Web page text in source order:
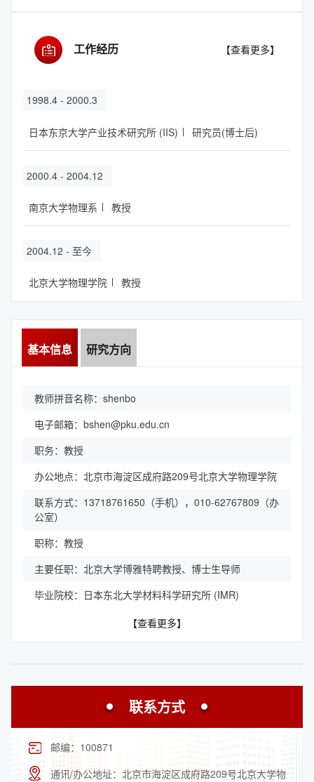
工作经历 【查看更多】
1998.4 - 2000.3
日本东京大学产业技术研究所 (IIS) 研究员(博士后)
2000.4 - 2004.12
南京大学物理系 教授
2004.12 - 至今
北京大学物理学院 教授
基本信息 研究方向
【查看更多】
教师拼音名称：shenbo
电子邮箱： bshen@pku.edu.cn
职务：教授
办公地点：北京市海淀区成府路209号北京大学物理学院
联系方式：13718761650（手机），010-62767809（办
公室）
职称：教授
主要任职：北京大学博雅特聘教授、博士生导师
毕业院校：日本东北大学材料科学研究所 (IMR)
联系方式
邮编： 100871
通讯/办公地址： 北京市海淀区成府路209号北京大学物